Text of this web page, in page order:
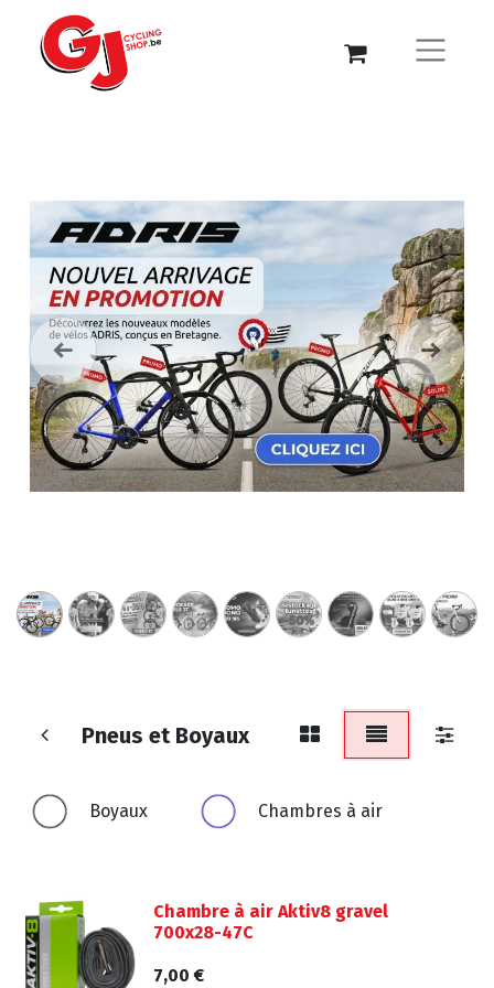
Précédent Suivant
Pneus et Boyaux
Boyaux Chambres à air
Chambre à air Aktiv8 gravel
700x28-47C
7,00 €